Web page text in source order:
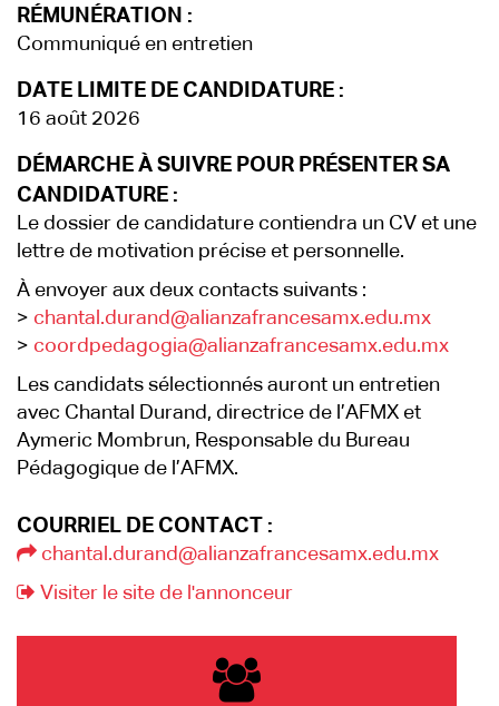
RÉMUNÉRATION :
Communiqué en entretien
DATE LIMITE DE CANDIDATURE :
16 août 2026
DÉMARCHE À SUIVRE POUR PRÉSENTER SA
CANDIDATURE :
Le dossier de candidature contiendra un CV et une
lettre de motivation précise et personnelle.
À envoyer aux deux contacts suivants :
> chantal.durand@alianzafrancesamx.edu.mx
> coordpedagogia@alianzafrancesamx.edu.mx
Les candidats sélectionnés auront un entretien
avec Chantal Durand, directrice de l’AFMX et
Aymeric Mombrun, Responsable du Bureau
Pédagogique de l’AFMX.
COURRIEL DE CONTACT :
chantal.durand@alianzafrancesamx.edu.mx
Visiter le site de l'annonceur